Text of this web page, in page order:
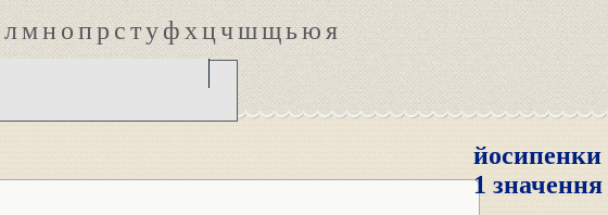
лмнопрстуфхцчшщьюя
йосипенки
1 значення